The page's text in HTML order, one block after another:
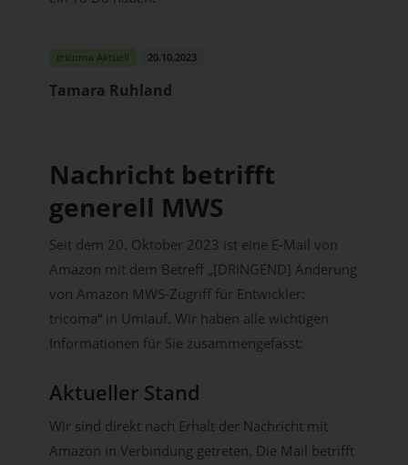
tricoma Aktuell 20.10.2023
Tamara Ruhland
Nachricht betrifft
generell MWS
Seit dem 20. Oktober 2023 ist eine E-Mail von
Amazon mit dem Betreff „[DRINGEND] Änderung
von Amazon MWS-Zugriff für Entwickler:
tricoma“ in Umlauf. Wir haben alle wichtigen
Informationen für Sie zusammengefasst:
Aktueller Stand
Wir sind direkt nach Erhalt der Nachricht mit
Amazon in Verbindung getreten. Die Mail betrifft